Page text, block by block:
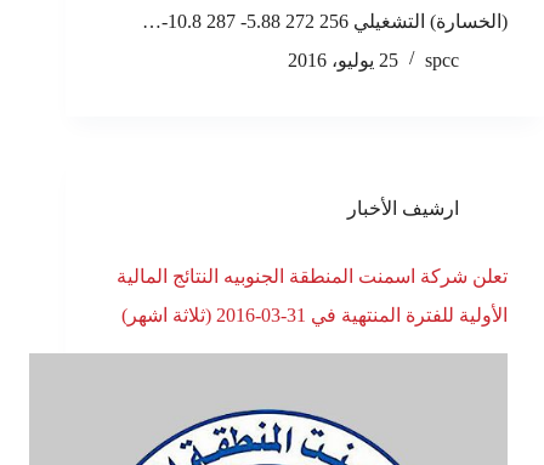
(الخسارة) التشغيلي 256 272 5.88- 287 10.8-…
spcc
25 يوليو، 2016
ارشيف الأخبار
تعلن شركة اسمنت المنطقة الجنوبيه النتائج المالية
الأولية للفترة المنتهية في 31-03-2016 (ثلاثة اشهر)